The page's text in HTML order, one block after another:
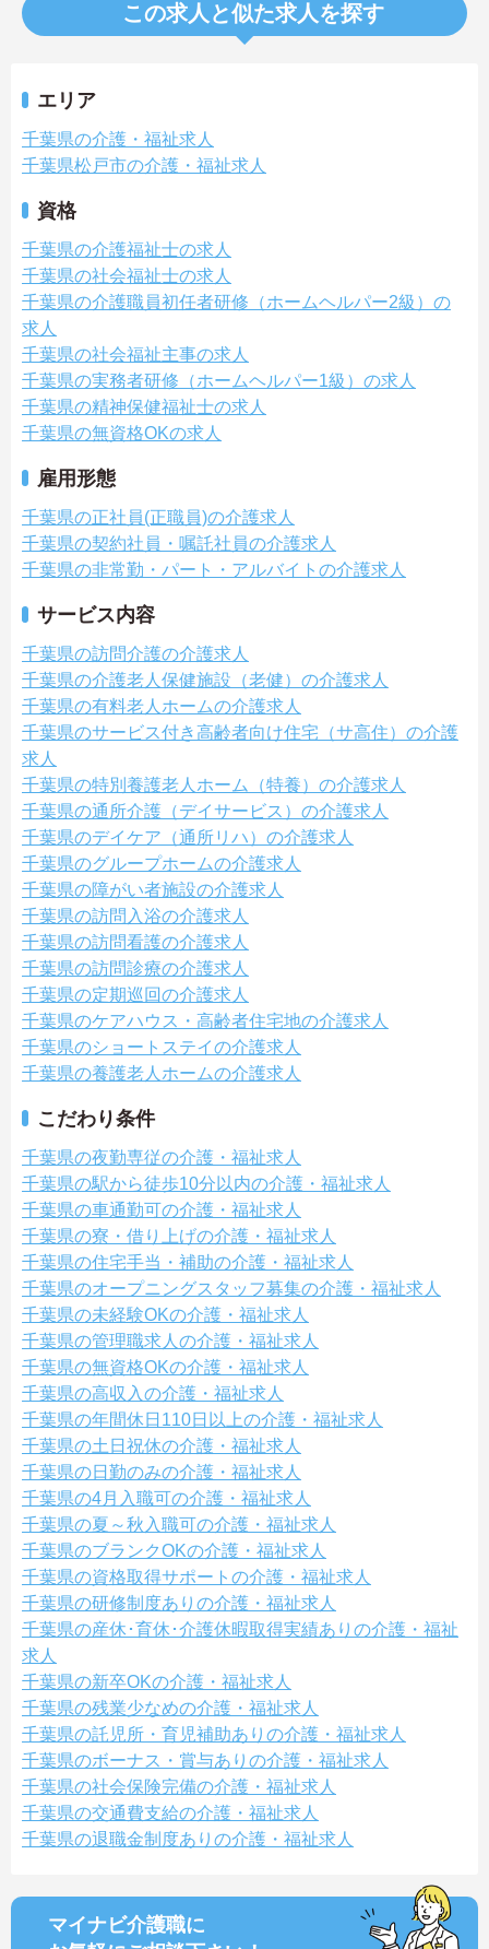
この求人と似た求人を探す
エリア
千葉県の介護・福祉求人
千葉県松戸市の介護・福祉求人
資格
千葉県の介護福祉士の求人
千葉県の社会福祉士の求人
千葉県の介護職員初任者研修（ホームヘルパー2級）の
求人
千葉県の社会福祉主事の求人
千葉県の実務者研修（ホームヘルパー1級）の求人
千葉県の精神保健福祉士の求人
千葉県の無資格OKの求人
雇用形態
千葉県の正社員(正職員)の介護求人
千葉県の契約社員・嘱託社員の介護求人
千葉県の非常勤・パート・アルバイトの介護求人
サービス内容
千葉県の訪問介護の介護求人
千葉県の介護老人保健施設（老健）の介護求人
千葉県の有料老人ホームの介護求人
千葉県のサービス付き高齢者向け住宅（サ高住）の介護
求人
千葉県の特別養護老人ホーム（特養）の介護求人
千葉県の通所介護（デイサービス）の介護求人
千葉県のデイケア（通所リハ）の介護求人
千葉県のグループホームの介護求人
千葉県の障がい者施設の介護求人
千葉県の訪問入浴の介護求人
千葉県の訪問看護の介護求人
千葉県の訪問診療の介護求人
千葉県の定期巡回の介護求人
千葉県のケアハウス・高齢者住宅地の介護求人
千葉県のショートステイの介護求人
千葉県の養護老人ホームの介護求人
こだわり条件
千葉県の夜勤専従の介護・福祉求人
千葉県の駅から徒歩10分以内の介護・福祉求人
千葉県の車通勤可の介護・福祉求人
千葉県の寮・借り上げの介護・福祉求人
千葉県の住宅手当・補助の介護・福祉求人
千葉県のオープニングスタッフ募集の介護・福祉求人
千葉県の未経験OKの介護・福祉求人
千葉県の管理職求人の介護・福祉求人
千葉県の無資格OKの介護・福祉求人
千葉県の高収入の介護・福祉求人
千葉県の年間休日110日以上の介護・福祉求人
千葉県の土日祝休の介護・福祉求人
千葉県の日勤のみの介護・福祉求人
千葉県の4月入職可の介護・福祉求人
千葉県の夏～秋入職可の介護・福祉求人
千葉県のブランクOKの介護・福祉求人
千葉県の資格取得サポートの介護・福祉求人
千葉県の研修制度ありの介護・福祉求人
千葉県の産休･育休･介護休暇取得実績ありの介護・福祉
求人
千葉県の新卒OKの介護・福祉求人
千葉県の残業少なめの介護・福祉求人
千葉県の託児所・育児補助ありの介護・福祉求人
千葉県のボーナス・賞与ありの介護・福祉求人
千葉県の社会保険完備の介護・福祉求人
千葉県の交通費支給の介護・福祉求人
千葉県の退職金制度ありの介護・福祉求人
マイナビ介護職に